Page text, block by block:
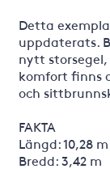
Detta
uppdaterats.
nytt
komfort finns
och
FAKTA
Längd: 10,28 m
Bredd: 3,42 m